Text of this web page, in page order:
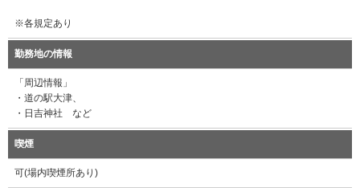
※各規定あり
勤務地の情報
「周辺情報」
・道の駅大津、
・日吉神社 など
喫煙
可(場内喫煙所あり)